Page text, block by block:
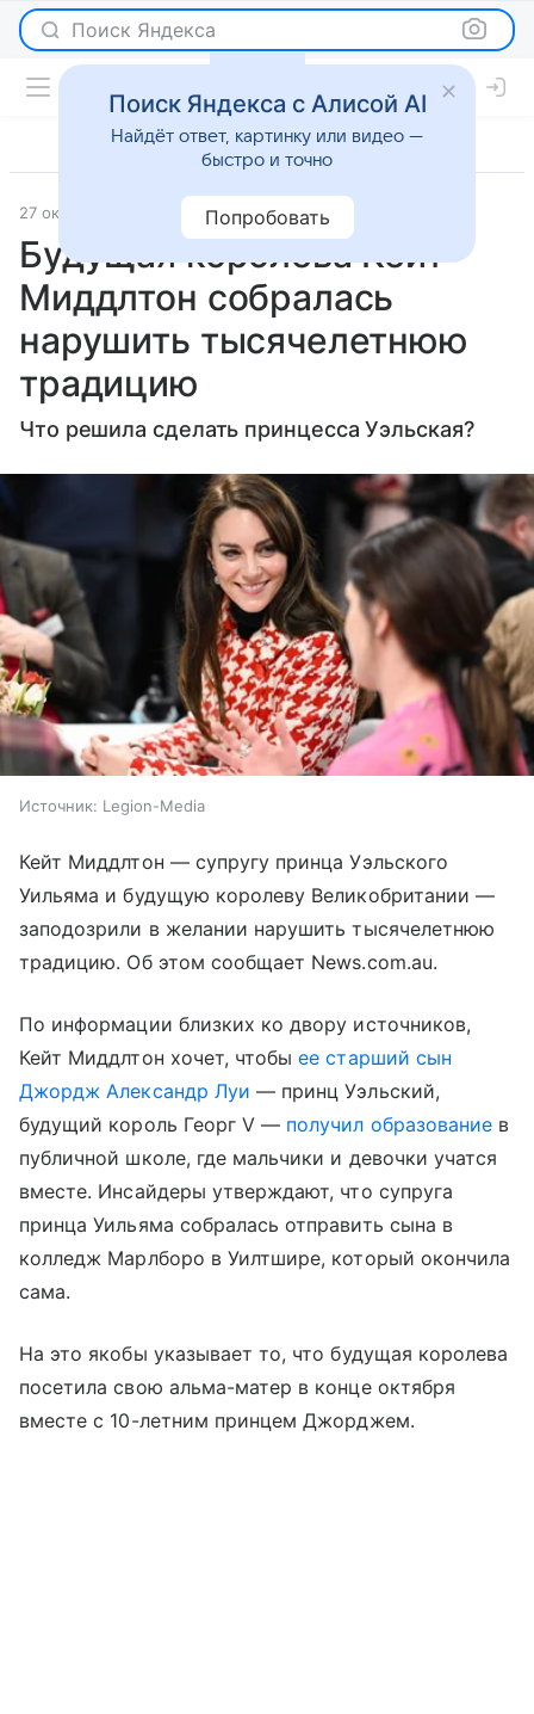
Поиск Яндекса
27 октября 2023 Lenta.Ru Светская жизнь
Будущая королева Кейт
Миддлтон собралась
нарушить тысячелетнюю
традицию
Что решила сделать принцесса Уэльская?
Источник: Legion-Media
Кейт Миддлтон — супругу принца Уэльского
Уильяма и будущую королеву Великобритании —
заподозрили в желании нарушить тысячелетнюю
традицию. Об этом сообщает News.com.au.
По информации близких ко двору источников,
Кейт Миддлтон хочет, чтобыее старший сын
Джордж Александр Луи — принц Уэльский,
будущий король Георг V — получил образование в
публичной школе, где мальчики и девочки учатся
вместе. Инсайдеры утверждают, что супруга
принца Уильяма собралась отправить сына в
колледж Марлборо в Уилтшире, который окончила
сама.
На это якобы указывает то, что будущая королева
посетила свою альма-матер в конце октября
вместе с 10-летним принцем Джорджем.
Поиск Яндекса с Алисой AI
Найдёт ответ, картинку или видео —
быстро и точно
Попробовать